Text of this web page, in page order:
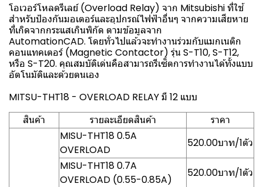
โอเวอร์โหลดรีเลย์ (Overload Relay) จาก Mitsubishi ที่ใช้
สำหรับป้องกันมอเตอร์และอุปกรณ์ไฟฟ้าอื่นๆ จากความเสียหาย
ที่เกิดจากกระแสเกินพิกัด ตามข้อมูลจาก
AutomationCAD. โดยทั่วไปแล้วจะทำงานร่วมกับแมกเนติก
คอนแทคเตอร์ (Magnetic Contactor) รุ่น S-T10, S-T12,
หรือ S-T20. คุณสมบัติเด่นคือสามารถรีเซ็ตการทำงานได้ทั้งแบบ
อัตโนมัติและด้วยตนเอง
MITSU-THT18 - OVERLOAD RELAY มี 12 แบบ
สินค้า
รายละเอียดสินค้า
ราคา
MISU-THT18 0.5A
OVERLOAD
520.00บาท/1ตัว
MISU-THT18 0.7A
OVERLOAD (0.55-0.85A)
520.00บาท/1ตัว